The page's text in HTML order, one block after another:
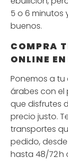
5 o 6 minutos
buenos.
COMPRA
ONLINE
Ponemos a
árabes con el
que disfrutes
precio justo.
transportes
pedido,
hasta 48/72 h